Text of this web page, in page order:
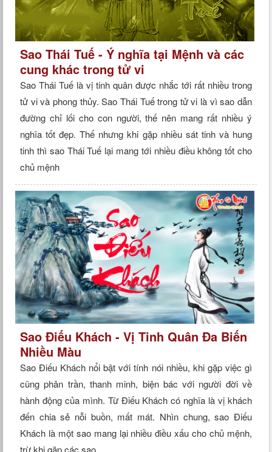
Sao Thái Tuế - Ý nghĩa tại Mệnh và các
cung khác trong tử vi
Sao Thái Tuế là vị tinh quân được nhắc tới rất nhiều trong
tử vi và phong thủy. Sao Thái Tuế trong tử vi là vì sao dẫn
đường chỉ lối cho con người, thế nên mang rất nhiều ý
nghĩa tốt đẹp. Thế nhưng khi gặp nhiều sát tinh và hung
tinh thì sao Thái Tuế lại mang tới nhiều điều không tốt cho
chủ mệnh
Sao Điếu Khách - Vị Tinh Quân Đa Biến
Nhiều Màu
Sao Điếu Khách nổi bật với tính nói nhiều, khi gặp việc gì
cũng phân trần, thanh minh, biện bác với người đời về
hành động của mình. Từ Điếu Khách có nghĩa là vị khách
đến chia sẻ nỗi buồn, mất mát. Nhìn chung, sao Điếu
Khách là một sao mang lại nhiều điều xấu cho chủ mệnh,
trừ khi gặp các sao...